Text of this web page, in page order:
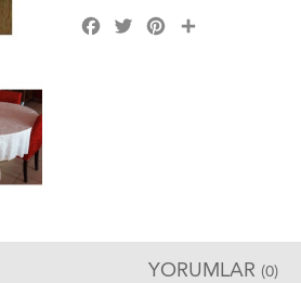
FacebookTwitterPinterest
YORUMLAR (0)